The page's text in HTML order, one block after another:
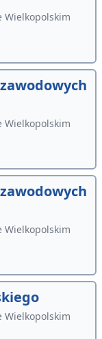
Wielkopolskim
Wielkopolskim
Wielkopolskim
Wielkopolskim